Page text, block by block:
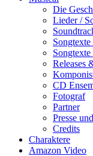
Die
Lieder /
Releases
CD
Fotograf
Partner
Presse
Credits
Charaktere
Amazon Video